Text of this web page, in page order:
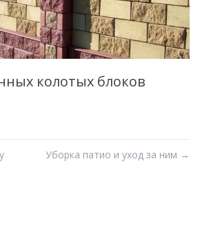
колотых блоков
Уборка патио и уход за ним →